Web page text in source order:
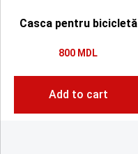
Casca pentru bicicletă
800 MDL
Add to cart